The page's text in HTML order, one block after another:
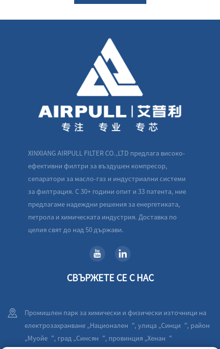
XINXIANG AIRPULL FILTER CO.,LTD предлага високо-
ефективни филтри за въздушен компресор,
сепаратори за масло-газ и индустриални системи
за филтрация. С 30+ години опит и 33 патента, ние
предлагаме надеждни решения за енергетиката,
петрола и химическата индустрия. Доставка по
целия свят до над 50 държави.
СВЪРЖЕТЕ СЕ С НАС
Промишлен парк за химически и физически източници на
електрозахранване „Национален“, улица „Синци“, район
„Муойе“, град „Синсян“, провинция „Хенан“